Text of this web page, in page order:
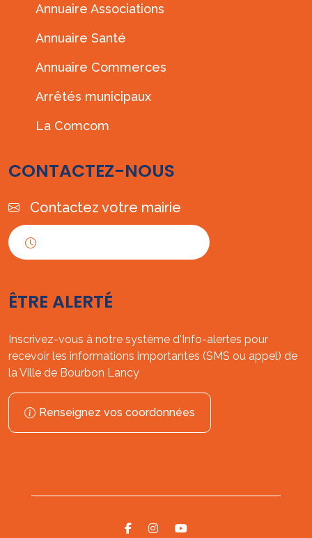
Annuaire Associations
Annuaire Santé
Annuaire Commerces
Arrêtés municipaux
La Comcom
CONTACTEZ-NOUS
Contactez votre mairie
ÊTRE ALERTÉ
Inscrivez-vous à notre système d'Info-alertes pour
recevoir les informations importantes (SMS ou appel) de
la Ville de Bourbon Lancy
Renseignez vos coordonnées